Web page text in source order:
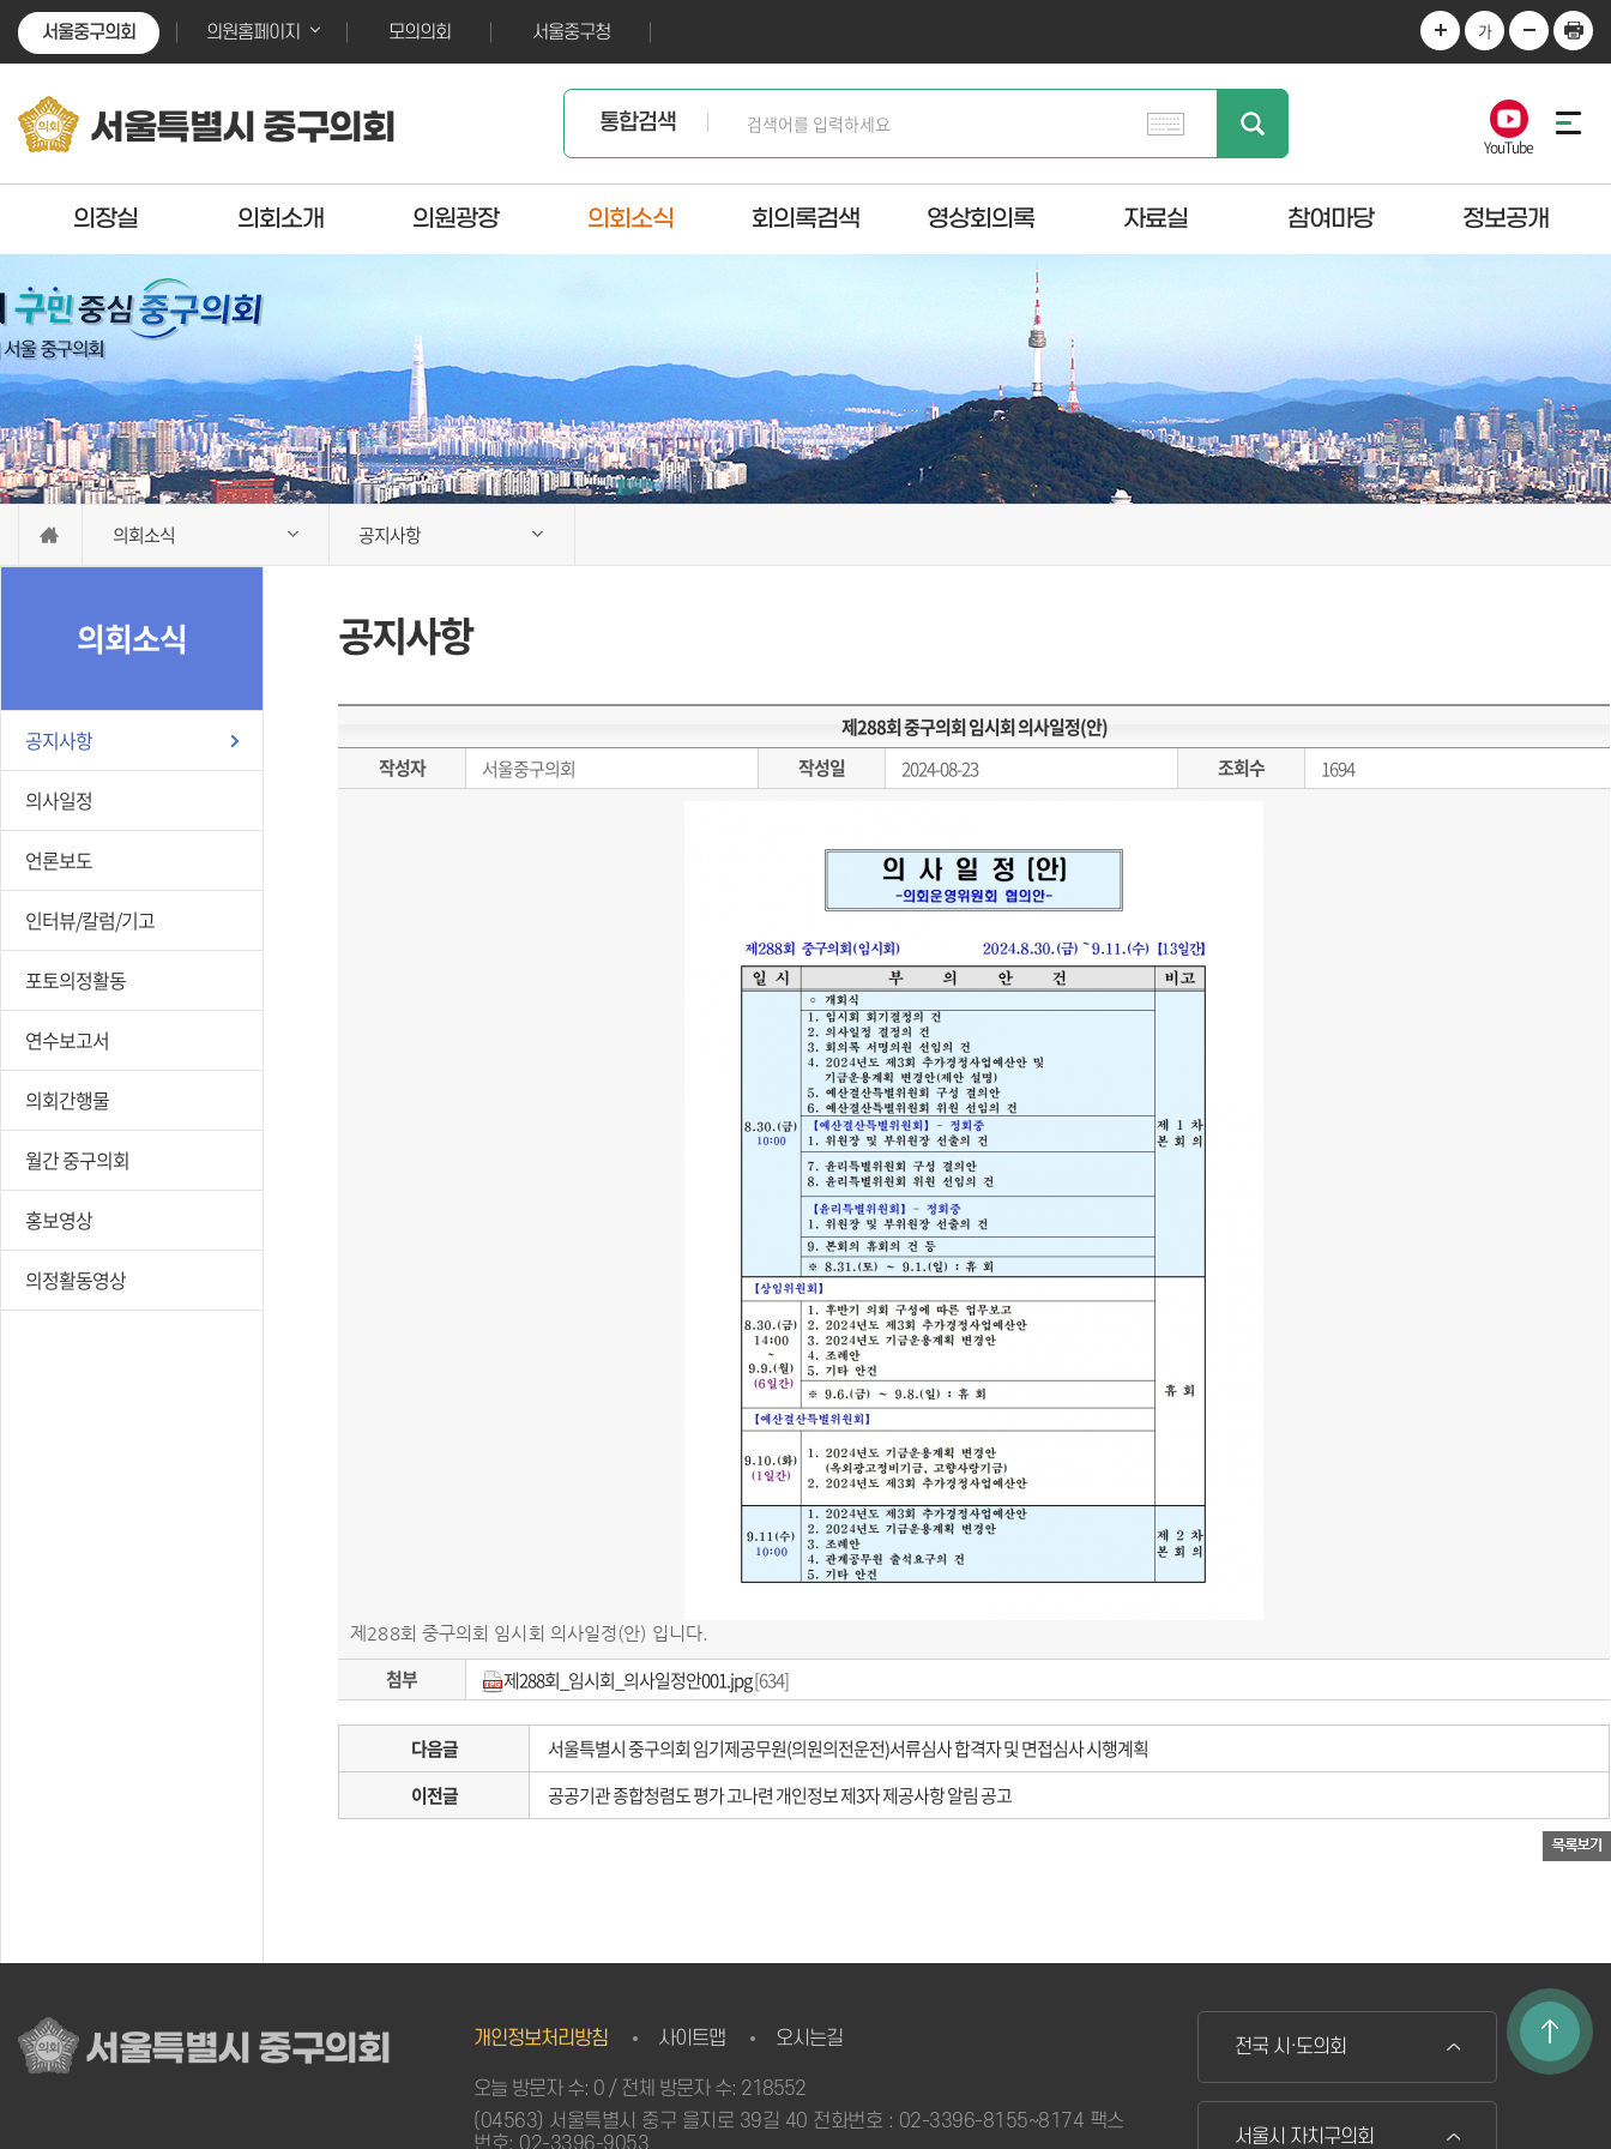
본문바로가기
본문바로가기
서울중구의회 의원홈페이지 모의의회 서울중구청 가
서울특별시 중구의회
YouTube
통합검색
의장실 의회소개 의원광장 의회소식 회의록검색 영상회의록 자료실 참여마당 정보공개
의회소식 공지사항
의회소식
공지사항
의사일정
언론보도
인터뷰/칼럼/기고
포토의정활동
연수보고서
의회간행물
월간 중구의회
홍보영상
의정활동영상
공지사항
제288회 중구의회 임시회 의사일정(안)
작성자
서울중구의회 작성일 2024-08-23 조회수 1694
제288회 중구의회 임시회 의사일정(안) 입니다.
첨부 제288회_임시회_의사일정안001.jpg[634]
다음글
서울특별시 중구의회 임기제공무원(의원의전운전)서류심사 합격자 및 면접심사 시행계획
이전글
공공기관 종합청렴도 평가 고나련 개인정보 제3자 제공사항 알림 공고
전국 시·도의회
서울시 자치구의회
서울특별시 중구의회 개인정보처리방침 사이트맵 오시는길
오늘 방문자 수: 0 / 전체 방문자 수: 218552
(04563) 서울특별시 중구 을지로 39길 40 전화번호 : 02-3396-8155~8174 팩스
번호: 02-3396-9053